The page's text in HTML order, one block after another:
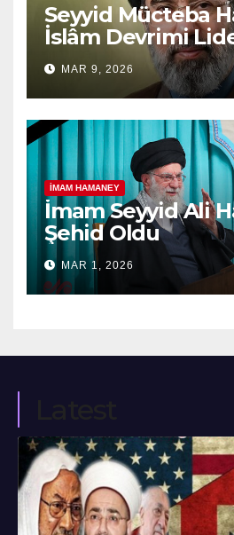
Seyyid Mücteba
İslâm Devrimi
MAR 9, 2026
İMAM HAMANEY
İmam Seyyid Ali
Şehid Oldu
MAR 1, 2026